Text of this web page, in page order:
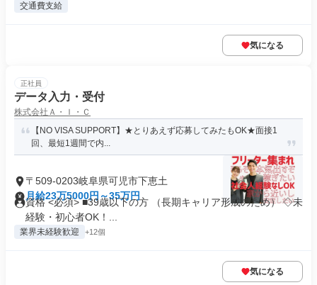
交通費支給
気になる
正社員
データ入力・受付
株式会社Ａ・Ｉ・Ｃ
【NO VISA SUPPORT】★とりあえず応募してみたもOK★面接1
回、最短1週間で内...
〒509-0203岐阜県可児市下恵土
月給23万5000円～35万円
資格 <必須> ■39歳以下の方 （長期キャリア形成のため） ◇未
経験・初心者OK！...
業界未経験歓迎 +12個
気になる